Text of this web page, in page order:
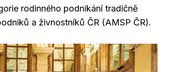
rodinného podnikání tradičně
a živnostníků ČR (AMSP ČR).